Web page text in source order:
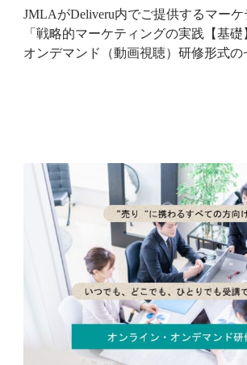
JMLAがDeliveru内でご提供するマー
「戦略的マーケティングの実践【基礎
オンデマンド（動画視聴）研修形式の